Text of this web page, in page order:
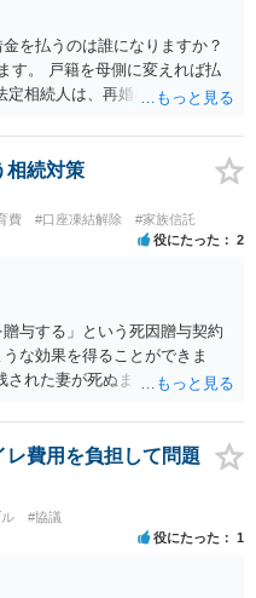
を払うのは誰になりますか？
す。 戸籍を母側に変えれば払
定相続人は、再婚相手とご相談
。 ただし、お父様が亡くなっ
判所にて「相続放棄」の手続
相続対策
費 #口座凍結解除 #家族信託
役にたった 2
与する」という死因贈与契約
な効果を得ることができま
された妻が死ぬまで家に住み続
ます。 もし契約書の作成まで
弁護士、できれば相続に強い
費用を負担して問題
#協議
役にたった 1